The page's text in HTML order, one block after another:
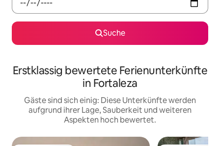
Suche
Erstklassig bewertete Ferienunterkünfte
in Fortaleza
Gäste sind sich einig: Diese Unterkünfte werden
aufgrund ihrer Lage, Sauberkeit und weiteren
Aspekten hoch bewertet.